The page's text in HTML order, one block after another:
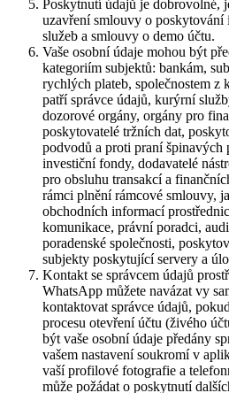
Poskytnutí údajů je dobrovolné,
uzavření smlouvy o poskytování
služeb a smlouvy o demo účtu.
Vaše osobní údaje mohou být
kategoriím subjektů: bankám,
rychlých plateb, společnostem z
patří správce údajů, kurýrní
dozorové orgány, orgány pro
poskytovatelé tržních dat,
podvodů a proti praní špinavých
investiční fondy, dodavatelé
pro obsluhu transakcí a
rámci plnění rámcové smlouvy,
obchodních informací
komunikace, právní poradci,
poradenské společnosti,
subjekty poskytující servery a
Kontakt se správcem údajů
WhatsApp můžete navázat vy
kontaktovat správce údajů,
procesu otevření účtu (živého
být vaše osobní údaje předány
vašem nastavení soukromí v
vaší profilové fotografie a
může požádat o poskytnutí